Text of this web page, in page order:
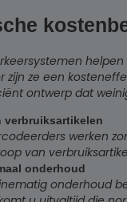
zijn ze een
ontwerp dat
verbruiksartikelen
werken
van
onderhoud
onderhoud